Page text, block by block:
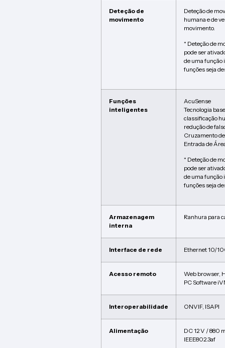
Deteção de
movimento
Deteção de
humana e de
movimento.
* Deteção de
pode ser
de uma função
funções seja
Funções
inteligentes
AcuSense
Tecnologia
classificação
redução de
Cruzamento
Entrada de
* Deteção de
pode ser
de uma função
funções seja
Armazenagem
interna
Ranhura para
Interface de rede Ethernet 10/
Acesso remoto
Web browser,
PC Software
Interoperabilidade ONVIF, ISAPI
Alimentação
DC 12 V / 880
IEEE802.3af